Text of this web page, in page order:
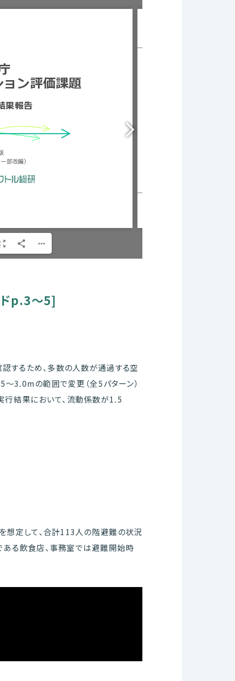
p.3～5]
するため、多数の人数が通過する空
3.0mの範囲で変更（全5パターン）
行結果において、流動係数が1.5
想定して、合計113人の階避難の状況
ある飲食店、事務室では避難開始時